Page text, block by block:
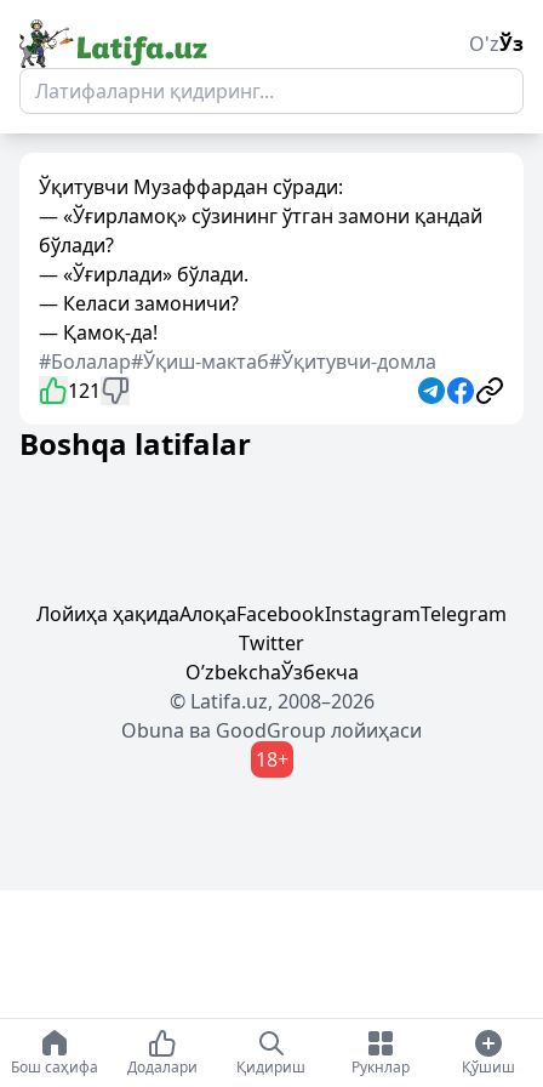
O'zЎз
Ўқитувчи Музаффардан сўради:
— «Ўғирламоқ» сўзининг ўтган замони қандай
бўлади?
— «Ўғирлади» бўлади.
— Келаси замоничи?
— Қамоқ-да!
#Болалар#Ўқиш-мактаб#Ўқитувчи-домла
121
Boshqa latifalar
Лойиҳа ҳақидаАлоқаFacebookInstagramTelegram
Twitter
OʼzbekchaЎзбекча
© Latifa.uz, 2008–2026
Obuna ва GoodGroup лойиҳаси
18+
Бош саҳифа Додалари Қидириш Рукнлар Қўшиш